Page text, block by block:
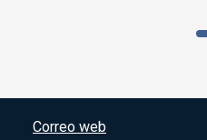
Correo web